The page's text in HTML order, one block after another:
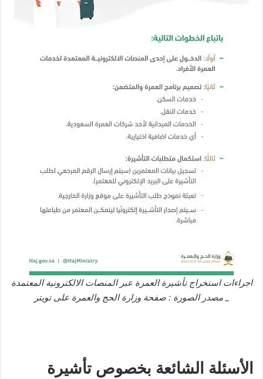
اجراءات استخراج تأشيرة العمرة عبر المنصات الالكترونية المعتمدة
_ مصدر الصورة : صفحة وزارة الحج والعمرة على تويتر
الأسئلة الشائعة بخصوص تأشيرة